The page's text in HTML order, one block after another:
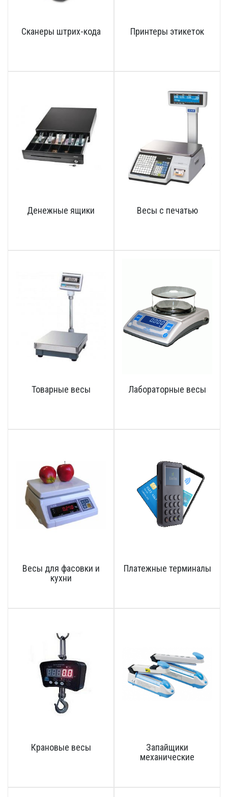
Сканеры штрих-кода Принтеры этикеток
Денежные ящики Весы с печатью
Товарные весы Лабораторные весы
Весы для фасовки и
кухни
Платежные терминалы
Крановые весы
Запайщики
механические